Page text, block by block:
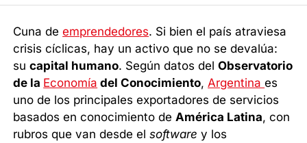
Cuna deemprendedores. Si bien el país atraviesa
crisis cíclicas, hay un activo que no se devalúa:
sucapital humano. Según datos delObservatorio
de la Economía del Conocimiento, Argentinaes
uno de los principales exportadores de servicios
basados en conocimiento de América Latina, con
rubros que van desde elsoftwarey los